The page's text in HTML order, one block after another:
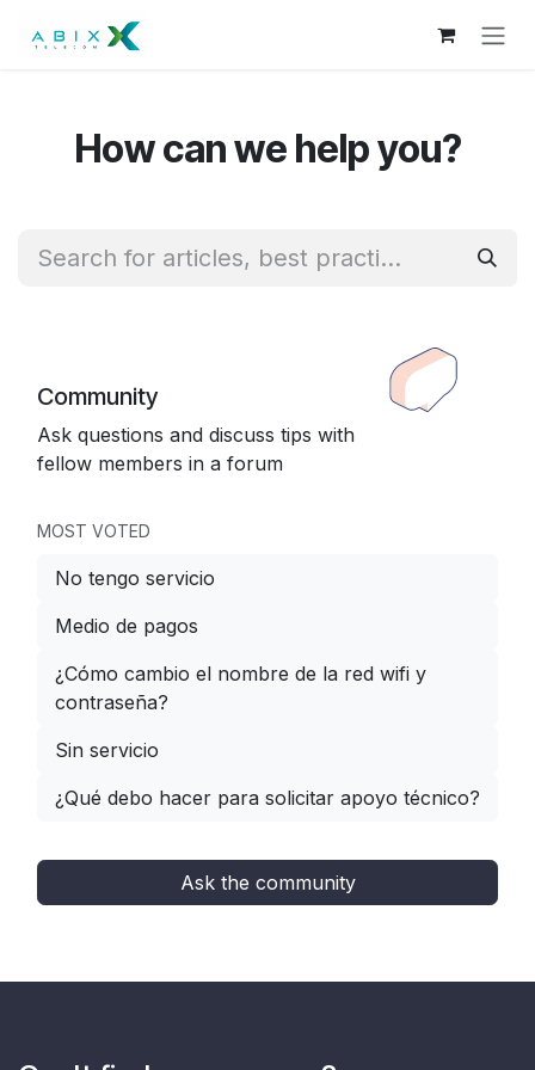
How can we help you?
Community
Ask questions and discuss tips with
fellow members in a forum
MOST VOTED
No tengo servicio
Medio de pagos
¿Cómo cambio el nombre de la red wifi y
contraseña?
Sin servicio
¿Qué debo hacer para solicitar apoyo técnico?
Ask the community